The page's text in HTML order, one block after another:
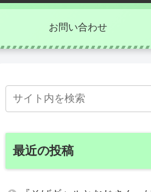
お問い合わせ
最近の投稿